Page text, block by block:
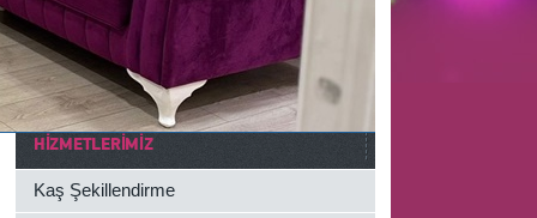
HIZMETLERIMIZ
Kaş Şekillendirme